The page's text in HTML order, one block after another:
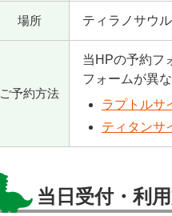
場所 ティラノサウ
ご予約方法
当HPの予約フ
フォームが異な
ラプトルサ
ティタンサ
当日受付・利